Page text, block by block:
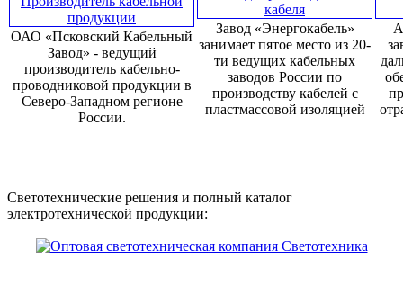
ОАО «Псковский Кабельный
Завод» - ведущий
производитель кабельно-
проводниковой продукции в
Северо-Западном регионе
России.
Завод «Энергокабель»
занимает пятое место из 20-
ти ведущих кабельных
заводов России по
производству кабелей с
пластмассовой изоляцией
Светотехнические решения и полный каталог
электротехнической продукции: